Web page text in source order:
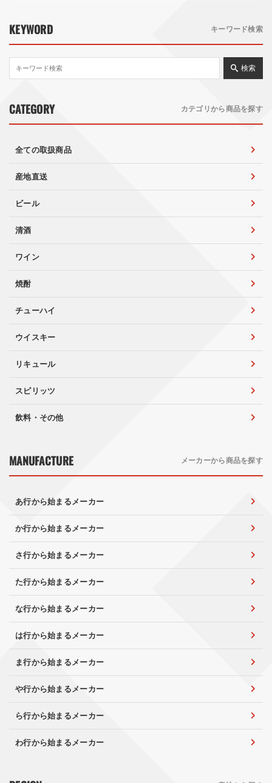
KEYWORD キーワード検索
検索
CATEGORY カテゴリから商品を探す
全ての取扱商品
産地直送
ビール
清酒
ワイン
焼酎
チューハイ
ウイスキー
リキュール
スピリッツ
飲料・その他
MANUFACTURE メーカーから商品を探す
あ行から始まるメーカー
か行から始まるメーカー
さ行から始まるメーカー
た行から始まるメーカー
な行から始まるメーカー
は行から始まるメーカー
ま行から始まるメーカー
や行から始まるメーカー
ら行から始まるメーカー
わ行から始まるメーカー